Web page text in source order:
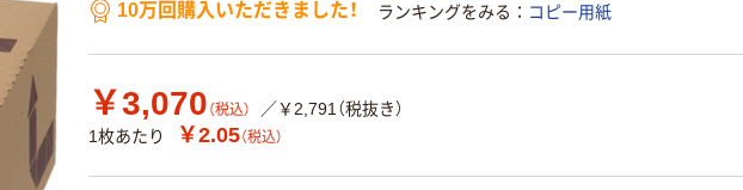
10万回購入いただきました！ ランキングをみる コピー用紙
￥3,070 （税込）
／￥2,791（税抜き）
1枚あたり
￥2.05（税込）